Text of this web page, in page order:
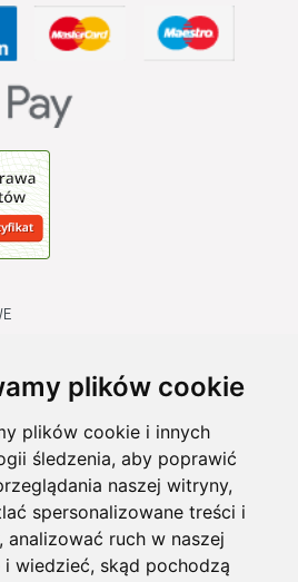
plików cookie
plików cookie i innych
śledzenia, aby poprawić
naszej witryny,
spersonalizowane treści i
analizować ruch w naszej
wiedzieć, skąd pochodzą
E-MAIL DO LISTY ZAUFANYCH
SERWISOWYCH